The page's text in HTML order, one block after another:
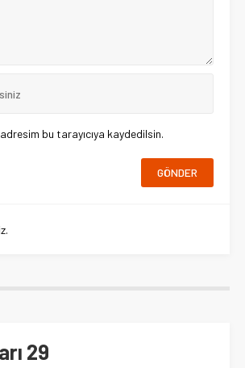
bu tarayıcıya kaydedilsin.
29